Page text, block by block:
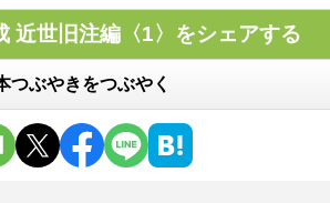
近世旧注編〈1〉をシェアする
つぶやきをつぶやく